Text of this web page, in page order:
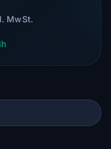
MwSt.